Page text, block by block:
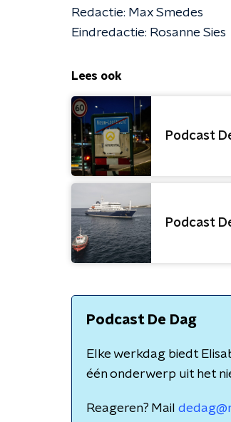
Redactie: Max Smedes
Eindredactie: Rosanne Sies
Lees ook
Podcast
Podcast
Podcast De Dag
Elke werkdag biedt
één onderwerp uit het
Reageren? Mail